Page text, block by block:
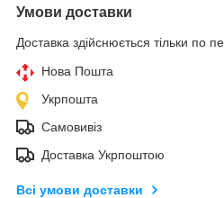
Умови доставки
Доставка здійснюється тільки по
Нова Пошта
Укрпошта
Самовивіз
Доставка Укрпоштою
Всі умови доставки